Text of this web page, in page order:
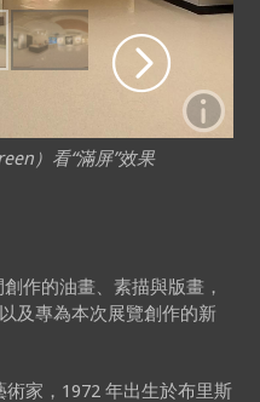
）看“滿屏”效果
作的油畫、素描與版畫，
及專為本次展覽創作的新
家，1972 年出生於布里斯